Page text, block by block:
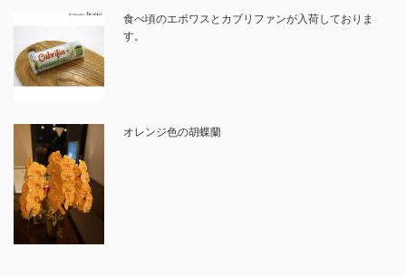
食べ頃のエポワスとカブリファンが入荷しておりま
す。
オレンジ色の胡蝶蘭